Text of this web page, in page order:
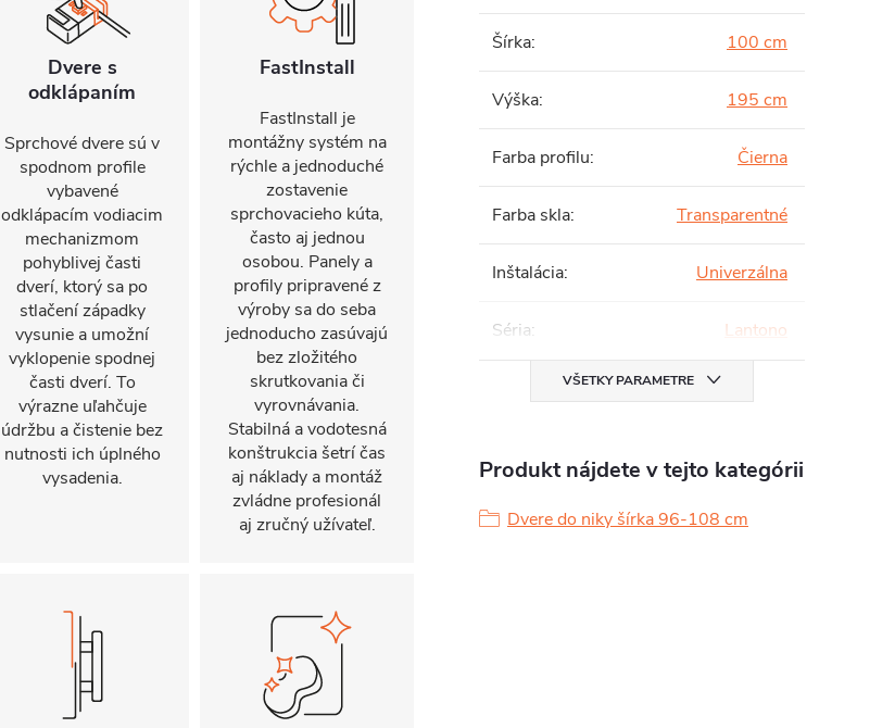
Dvere s
odklápaním
Sprchové dvere sú v
spodnom profile
vybavené
odklápacím vodiacim
mechanizmom
pohyblivej časti
dverí, ktorý sa po
stlačení západky
vysunie a umožní
vyklopenie spodnej
časti dverí. To
výrazne uľahčuje
údržbu a čistenie bez
nutnosti ich úplného
vysadenia.
FastInstall
FastInstall je
montážny systém na
rýchle a jednoduché
zostavenie
sprchovacieho kúta,
často aj jednou
osobou. Panely a
profily pripravené z
výroby sa do seba
jednoducho zasúvajú
bez zložitého
skrutkovania či
vyrovnávania.
Stabilná a vodotesná
konštrukcia šetrí čas
aj náklady a montáž
zvládne profesionál
aj zručný užívateľ.
Šírka: 100 cm
Výška: 195 cm
Farba profilu: Čierna
Farba skla: Transparentné
Inštalácia: Univerzálna
Séria: Lantono
VŠETKY PARAMETRE
Produkt nájdete v tejto kategórii
Dvere do niky šírka 96-108 cm